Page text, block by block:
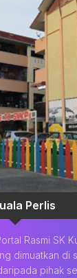
Perlis
Rasmi SK
dimuatkan di
pihak